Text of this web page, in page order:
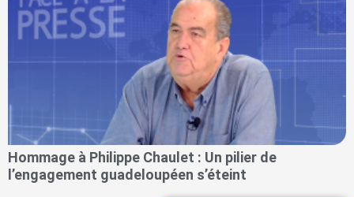
Hommage à Philippe Chaulet : Un pilier de
l’engagement guadeloupéen s’éteint